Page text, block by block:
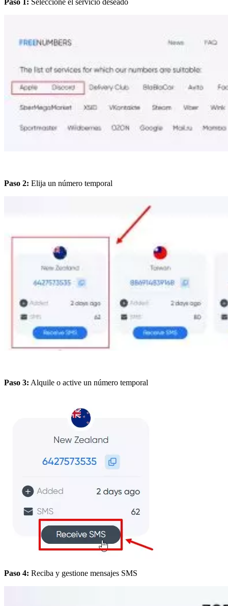
Paso 2: Elija un número temporal
Paso 3: Alquile o active un número temporal
Paso 4: Reciba y gestione mensajes SMS